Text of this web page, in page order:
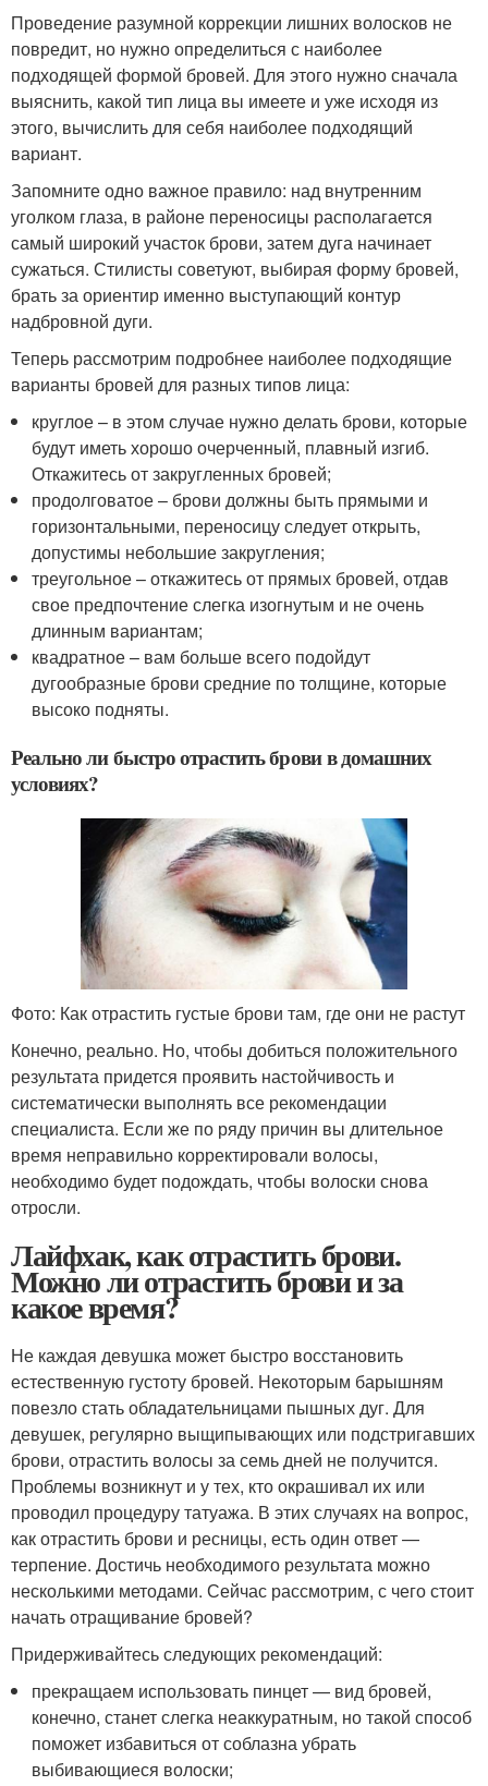
Проведение разумной коррекции лишних волосков не
повредит, но нужно определиться с наиболее
подходящей формой бровей. Для этого нужно сначала
выяснить, какой тип лица вы имеете и уже исходя из
этого, вычислить для себя наиболее подходящий
вариант.
Запомните одно важное правило: над внутренним
уголком глаза, в районе переносицы располагается
самый широкий участок брови, затем дуга начинает
сужаться. Стилисты советуют, выбирая форму бровей,
брать за ориентир именно выступающий контур
надбровной дуги.
Теперь рассмотрим подробнее наиболее подходящие
варианты бровей для разных типов лица:
круглое – в этом случае нужно делать брови, которые
будут иметь хорошо очерченный, плавный изгиб.
Откажитесь от закругленных бровей;
продолговатое – брови должны быть прямыми и
горизонтальными, переносицу следует открыть,
допустимы небольшие закругления;
треугольное – откажитесь от прямых бровей, отдав
свое предпочтение слегка изогнутым и не очень
длинным вариантам;
квадратное – вам больше всего подойдут
дугообразные брови средние по толщине, которые
высоко подняты.
Реально ли быстро отрастить брови в домашних
условиях?
Фото: Как отрастить густые брови там, где они не растут
Конечно, реально. Но, чтобы добиться положительного
результата придется проявить настойчивость и
систематически выполнять все рекомендации
специалиста. Если же по ряду причин вы длительное
время неправильно корректировали волосы,
необходимо будет подождать, чтобы волоски снова
отросли.
Лайфхак, как отрастить брови.
Можно ли отрастить брови и за
какое время?
Не каждая девушка может быстро восстановить
естественную густоту бровей. Некоторым барышням
повезло стать обладательницами пышных дуг. Для
девушек, регулярно выщипывающих или подстригавших
брови, отрастить волосы за семь дней не получится.
Проблемы возникнут и у тех, кто окрашивал их или
проводил процедуру татуажа. В этих случаях на вопрос,
как отрастить брови и ресницы, есть один ответ —
терпение. Достичь необходимого результата можно
несколькими методами. Сейчас рассмотрим, с чего стоит
начать отращивание бровей?
Придерживайтесь следующих рекомендаций:
прекращаем использовать пинцет — вид бровей,
конечно, станет слегка неаккуратным, но такой способ
поможет избавиться от соблазна убрать
выбивающиеся волоски;